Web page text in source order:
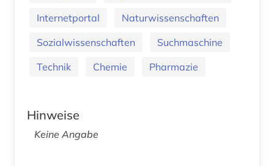
Internetportal
Naturwissenschaften
Sozialwissenschaften
Suchmaschine
Technik
Chemie Pharmazie
Hinweise
Keine Angabe